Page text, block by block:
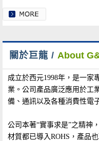
關於巨龍 / About
成立於西元1998年，是一家
業。公司產品廣泛應用於工
備、通訊以及各種消費性電
公司本著“實事求是”之精神
材質都已導入ROHS，產品